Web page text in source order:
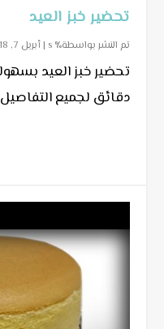
تحضير خبز العيد
تم النشر بواسطة٪ s | أبريل 7, 2018
دقائق لجميع